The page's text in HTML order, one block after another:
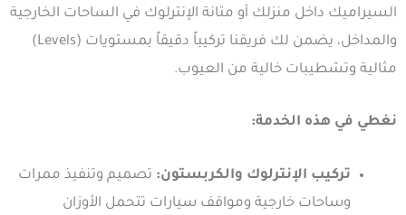
السيراميك داخل منزلك أو متانة الإنترلوك في الساحات الخارجية
والمداخل، يضمن لك فريقنا تركيباً دقيقاً بمستويات (Levels)
مثالية وتشطيبات خالية من العيوب.
نغطي في هذه الخدمة:
تركيب الإنترلوك والكربستون: تصميم وتنفيذ ممرات
وساحات خارجية ومواقف سيارات تتحمل الأوزان